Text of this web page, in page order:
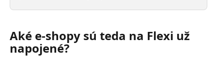
Aké e-shopy sú teda na Flexi už
napojené?